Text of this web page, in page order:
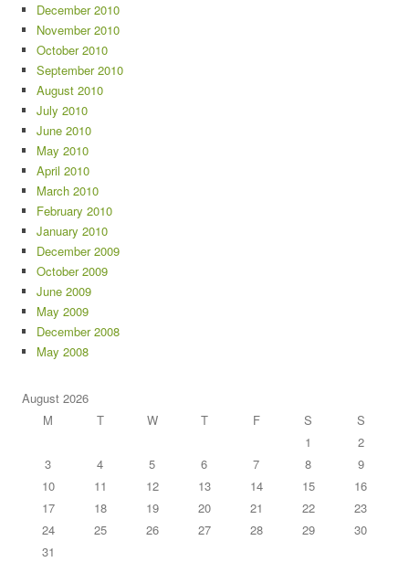
December 2010
November 2010
October 2010
September 2010
August 2010
July 2010
June 2010
May 2010
April 2010
March 2010
February 2010
January 2010
December 2009
October 2009
June 2009
May 2009
December 2008
May 2008
August 2026
M
T W T F S
S
1
2
3
4 5 6 7 8
9
10
11 12 13 14 15
16
17
18 19 20 21 22
23
24
25 26 27 28 29
30
31